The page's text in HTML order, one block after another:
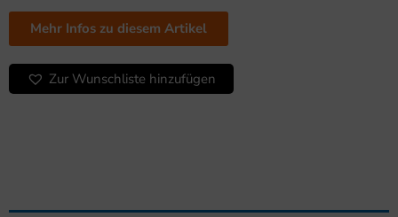
1600
mm,
T
700
Mehr Infos zu diesem Artikel
Zur Wunschliste hinzufügen